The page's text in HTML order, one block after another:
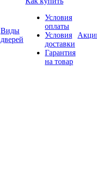
Виды
дверей
Условия
оплаты
Условия
доставки
Гарантия
на товар